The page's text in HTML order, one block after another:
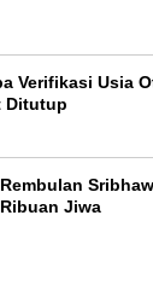
Verifikasi Usia
Ditutup
Jiwa